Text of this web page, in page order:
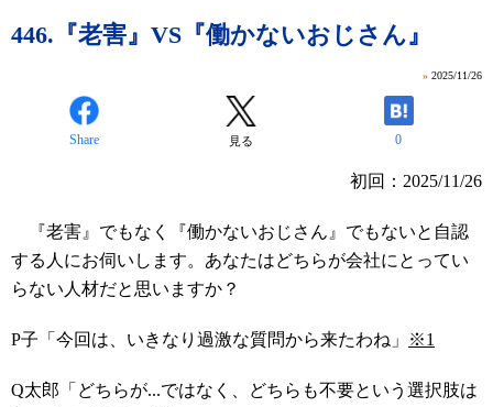
446.『老害』VS『働かないおじさん』
» 2025/11/26
Share 見る 0
初回：2025/11/26
『老害』でもなく『働かないおじさん』でもないと自認
する人にお伺いします。あなたはどちらが会社にとってい
らない人材だと思いますか？
P子「今回は、いきなり過激な質問から来たわね」 ※1
Q太郎「どちらが...ではなく、どちらも不要という選択肢は